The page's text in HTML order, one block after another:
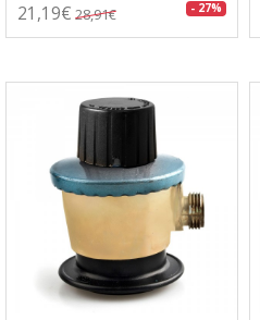
21,19€ 28,91€ - 27%